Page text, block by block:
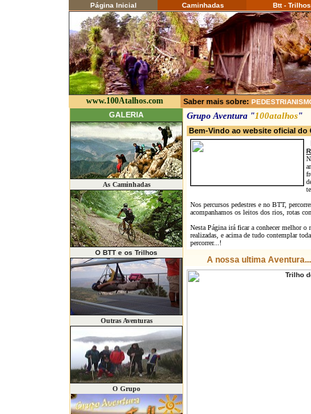
Página Inicial Caminhadas Btt - Trilhos
www.100Atalhos.com Saber mais sobre:
GALERIA
As Caminhadas
O BTT e os Trilhos
Outras Aventuras
O Grupo
Grupo Aventura "100atalhos"
Bem-Vindo ao website oficial do
Nos percursos pedestres e no BTT,
acompanhamos os leitos dos rios, rotas
Nesta Página irá ficar a conhecer melhor
realizadas, e acima de tudo contemplar
percorrer...!
A nossa ultima Aventura...